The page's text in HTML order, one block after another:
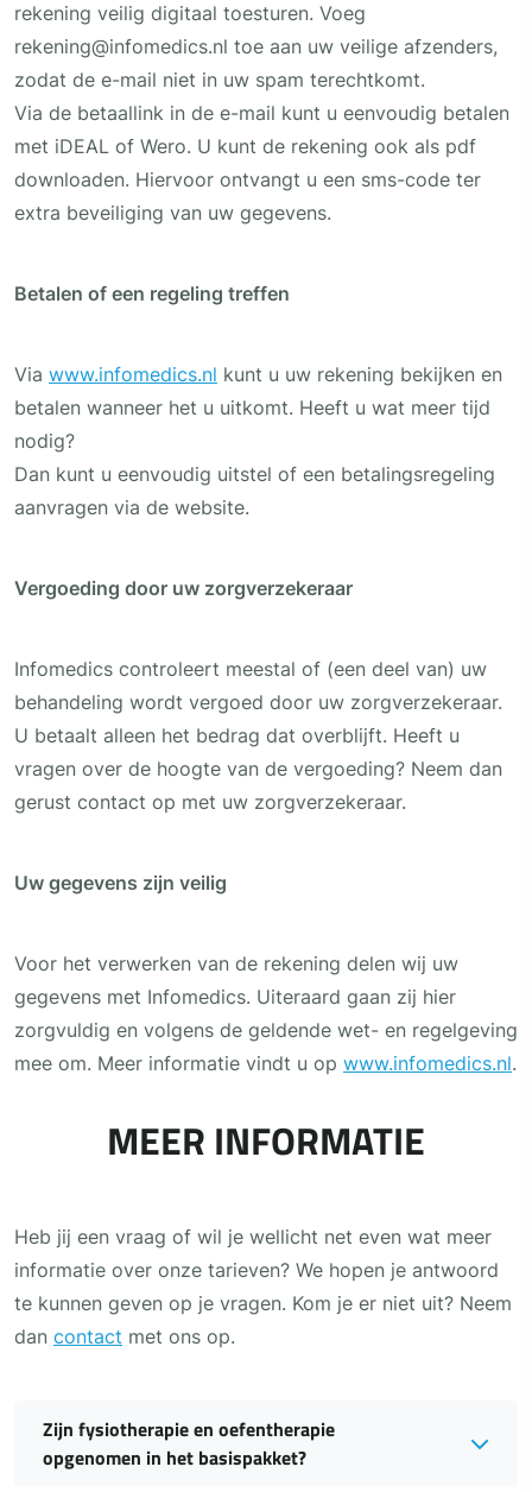
rekening veilig digitaal toesturen. Voeg
rekening@infomedics.nl toe aan uw veilige afzenders,
zodat de e-mail niet in uw spam terechtkomt.
Via de betaallink in de e-mail kunt u eenvoudig betalen
met iDEAL of Wero. U kunt de rekening ook als pdf
downloaden. Hiervoor ontvangt u een sms-code ter
extra beveiliging van uw gegevens.
Betalen of een regeling treffen
Via www.infomedics.nl kunt u uw rekening bekijken en
betalen wanneer het u uitkomt. Heeft u wat meer tijd
nodig?
Dan kunt u eenvoudig uitstel of een betalingsregeling
aanvragen via de website.
Vergoeding door uw zorgverzekeraar
Infomedics controleert meestal of (een deel van) uw
behandeling wordt vergoed door uw zorgverzekeraar.
U betaalt alleen het bedrag dat overblijft. Heeft u
vragen over de hoogte van de vergoeding? Neem dan
gerust contact op met uw zorgverzekeraar.
Uw gegevens zijn veilig
Voor het verwerken van de rekening delen wij uw
gegevens met Infomedics. Uiteraard gaan zij hier
zorgvuldig en volgens de geldende wet- en regelgeving
mee om. Meer informatie vindt u op www.infomedics.nl.
MEER INFORMATIE
Heb jij een vraag of wil je wellicht net even wat meer
informatie over onze tarieven? We hopen je antwoord
te kunnen geven op je vragen. Kom je er niet uit? Neem
dan contact met ons op.
Zijn fysiotherapie en oefentherapie
opgenomen in het basispakket?